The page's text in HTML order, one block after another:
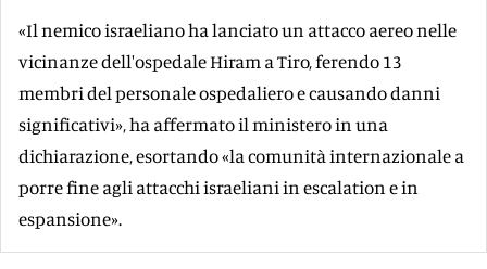
«Il nemico israeliano ha lanciato un attacco aereo nelle
vicinanze dell'ospedale Hiram a Tiro, ferendo 13
membri del personale ospedaliero e causando danni
significativi», ha affermato il ministero in una
dichiarazione, esortando «la comunità internazionale a
porre fine agli attacchi israeliani in escalation e in
espansione».